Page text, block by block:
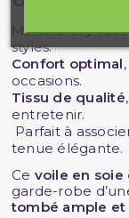
Matière
styles.
Confort optimal
occasions.
Tissu de qualité
entretenir.
Parfait à
tenue élégante.
Ce voile en soie
garde-robe
tombé ample